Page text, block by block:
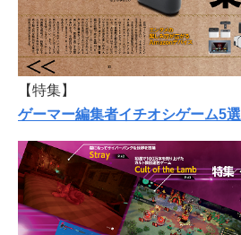
【特集】
ゲーマー編集者イチオシゲーム5選